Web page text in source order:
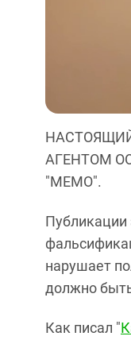
АГЕНТОМ
"МЕМО".
нарушает
должно
Как писал "